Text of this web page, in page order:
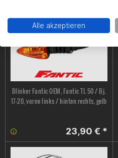
Blinker Fantic OEM, Fantic TL 50 / Bj.
17-20, vorne links / hinten rechts, gelb
23,90 € *
Alle akzeptieren